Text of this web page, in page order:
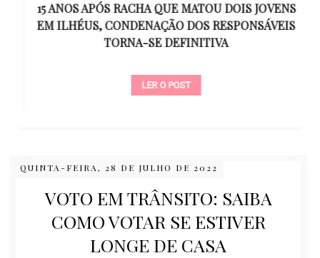
15 ANOS APÓS RACHA QUE MATOU DOIS JOVENS
EM ILHÉUS, CONDENAÇÃO DOS RESPONSÁVEIS
TORNA-SE DEFINITIVA
LER O POST
QUINTA-FEIRA, 28 DE JULHO DE 2022
VOTO EM TRÂNSITO: SAIBA
COMO VOTAR SE ESTIVER
LONGE DE CASA